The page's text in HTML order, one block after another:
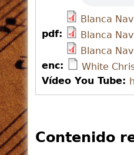
pdf:
Blanca
Blanca
Blanca
enc:
White
Vídeo You Tube:
Contenido